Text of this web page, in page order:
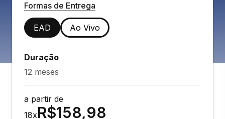
Formas de Entrega
EAD Ao Vivo
Duração
12 meses
a partir de
18xR$158,98